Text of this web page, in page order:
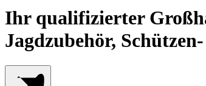
Ihr qualifizierter
Jagdzubehör,